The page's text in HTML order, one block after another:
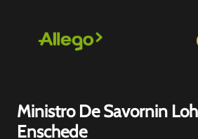
Ministro De Savornin
Enschede